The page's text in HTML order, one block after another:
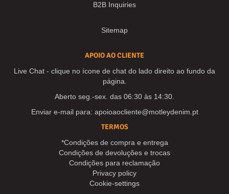
B2B Inquiries
Sitemap
APOIO AO CLIENTE
Live Chat - clique no ícone de chat do lado direito ao fundo da
página.
Aberto seg.-sex. das 06:30 às 14:30.
Enviar e-mail para: apoioaocliente@motleydenim.pt
TERMOS
*Condições de compra e entrega
Condições de devoluções e trocas
Condições para reclamação
Privacy policy
Cookie-settings